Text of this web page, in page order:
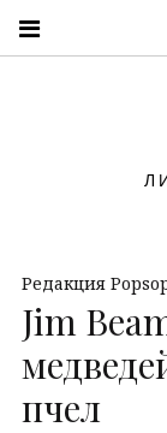
Редакция
Jim
пчел